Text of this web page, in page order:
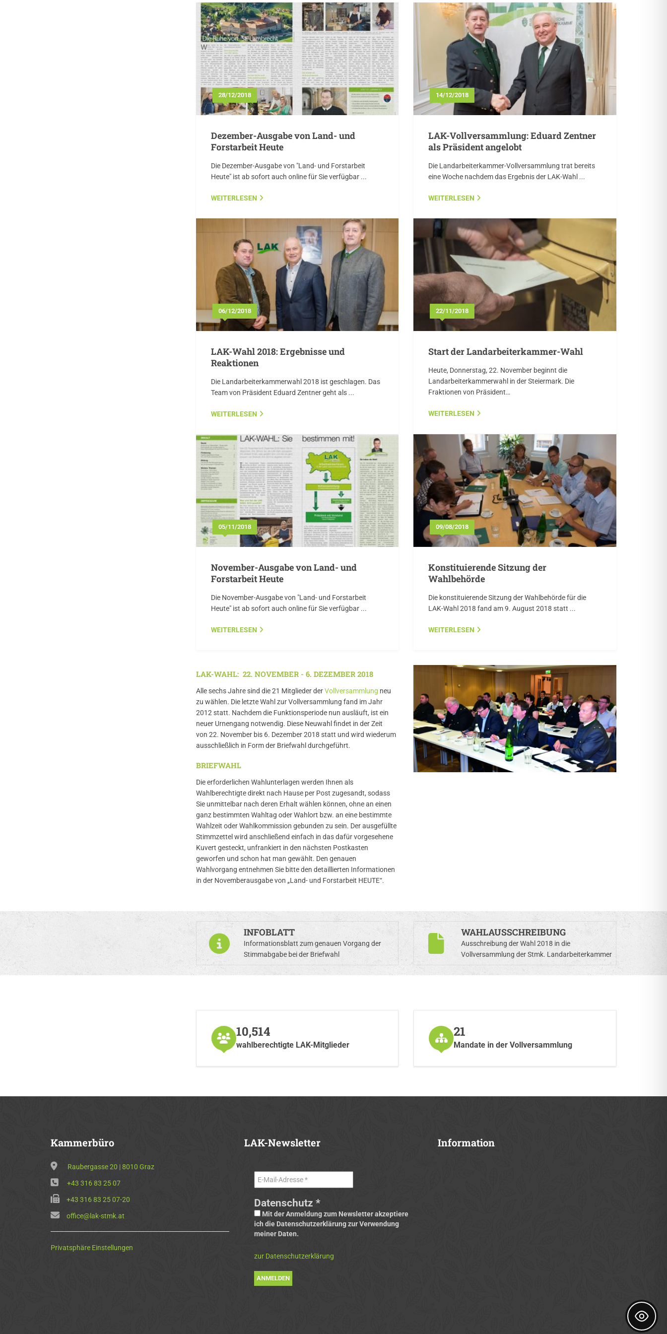
28/12/2018
Dezember-Ausgabe von Land- und
Forstarbeit Heute
Die Dezember-Ausgabe von "Land- und Forstarbeit
Heute" ist ab sofort auch online für Sie verfügbar ...
WEITERLESEN
14/12/2018
LAK-Vollversammlung: Eduard Zentner
als Präsident angelobt
Die Landarbeiterkammer-Vollversammlung trat bereits
eine Woche nachdem das Ergebnis der LAK-Wahl ...
WEITERLESEN
06/12/2018
LAK-Wahl 2018: Ergebnisse und
Reaktionen
Die Landarbeiterkammerwahl 2018 ist geschlagen. Das
Team von Präsident Eduard Zentner geht als ...
WEITERLESEN
22/11/2018
Start der Landarbeiterkammer-Wahl
Heute, Donnerstag, 22. November beginnt die
Landarbeiterkammerwahl in der Steiermark. Die
Fraktionen von Präsident…
WEITERLESEN
05/11/2018
November-Ausgabe von Land- und
Forstarbeit Heute
Die November-Ausgabe von "Land- und Forstarbeit
Heute" ist ab sofort auch online für Sie verfügbar ...
WEITERLESEN
09/08/2018
Konstituierende Sitzung der
Wahlbehörde
Die konstituierende Sitzung der Wahlbehörde für die
LAK-Wahl 2018 fand am 9. August 2018 statt ...
WEITERLESEN
LAK-WAHL: 22. NOVEMBER - 6. DEZEMBER 2018
Alle sechs Jahre sind die 21 Mitglieder derVollversammlung neu
zu wählen. Die letzte Wahl zur Vollversammlung fand im Jahr
2012 statt. Nachdem die Funktionsperiode nun ausläuft, ist ein
neuer Urnengang notwendig. Diese Neuwahl findet in der Zeit
von 22. November bis 6. Dezember 2018 statt und wird wiederum
ausschließlich in Form der Briefwahl durchgeführt.
BRIEFWAHL
Die erforderlichen Wahlunterlagen werden Ihnen als
Wahlberechtigte direkt nach Hause per Post zugesandt, sodass
Sie unmittelbar nach deren Erhalt wählen können, ohne an einen
ganz bestimmten Wahltag oder Wahlort bzw. an eine bestimmte
Wahlzeit oder Wahlkommission gebunden zu sein. Der ausgefüllte
Stimmzettel wird anschließend einfach in das dafür vorgesehene
Kuvert gesteckt, unfrankiert in den nächsten Postkasten
geworfen und schon hat man gewählt. Den genauen
Wahlvorgang entnehmen Sie bitte den detaillierten Informationen
in der Novemberausgabe von „Land- und Forstarbeit HEUTE“.
INFOBLATT
Informationsblatt zum genauen Vorgang der
Stimmabgabe bei der Briefwahl
WAHLAUSSCHREIBUNG
Ausschreibung der Wahl 2018 in die
Vollversammlung der Stmk. Landarbeiterkammer
10,514
wahlberechtigte LAK-Mitglieder
21
Mandate in der Vollversammlung
Kammerbüro
Raubergasse 20 | 8010 Graz
+43 316 83 25 07
+43 316 83 25 07-20
office@lak-stmk.at
Privatsphäre Einstellungen
LAK-Newsletter
Datenschutz *
Mit der Anmeldung zum Newsletter akzeptiere
ich die Datenschutzerklärung zur Verwendung
meiner Daten.
zur Datenschutzerklärung
Information